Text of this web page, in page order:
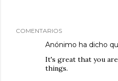
COMENTARIOS
Anónimo ha dicho
It's great that you
things.